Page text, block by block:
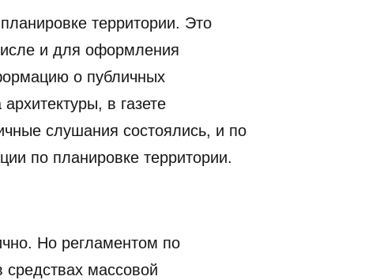
территории. Это
и для оформления
о публичных
в газете
слушания состоялись, и по
по планировке территории.
Но регламентом по
массовой